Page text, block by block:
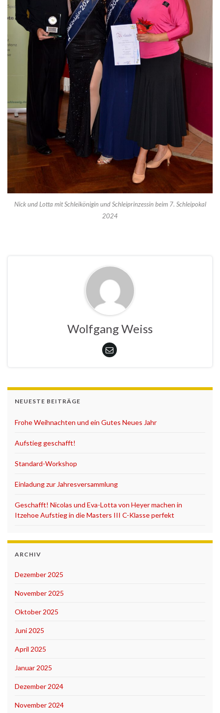
Nick und Lotta mit Schleikönigin und Schleiprinzessin beim 7. Schleipokal
2024
Wolfgang Weiss
NEUESTE BEITRÄGE
Frohe Weihnachten und ein Gutes Neues Jahr
Aufstieg geschafft!
Standard-Workshop
Einladung zur Jahresversammlung
Geschafft! Nicolas und Eva-Lotta von Heyer machen in
Itzehoe Aufstieg in die Masters III C-Klasse perfekt
ARCHIV
Dezember 2025
November 2025
Oktober 2025
Juni 2025
April 2025
Januar 2025
Dezember 2024
November 2024